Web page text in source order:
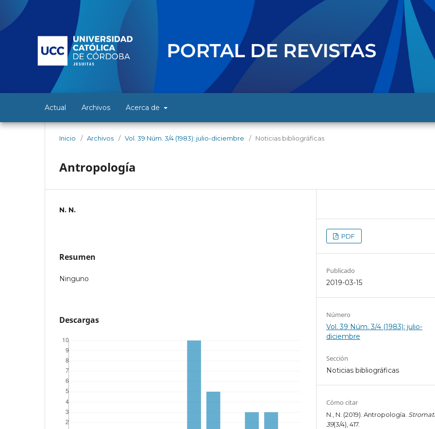
Actual Archivos Acerca de
Inicio / Archivos / Vol. 39 Núm. 3/4 (1983): julio-diciembre / Noticias bibliográficas
Antropología
N. N.
Resumen
Ninguno
Descargas
PDF
Publicado
2019-03-15
Número
Vol. 39 Núm. 3/4 (1983): julio-
diciembre
Sección
Noticias bibliográficas
Cómo citar
N., N. (2019). Antropología.
39(3/4), 417.